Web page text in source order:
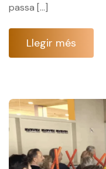
passa […]
Llegir més